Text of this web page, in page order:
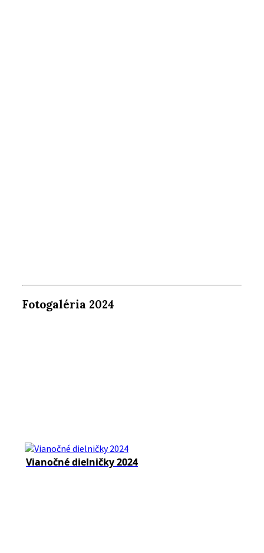
Fotogaléria 2024
Vianočné dielničky 2024